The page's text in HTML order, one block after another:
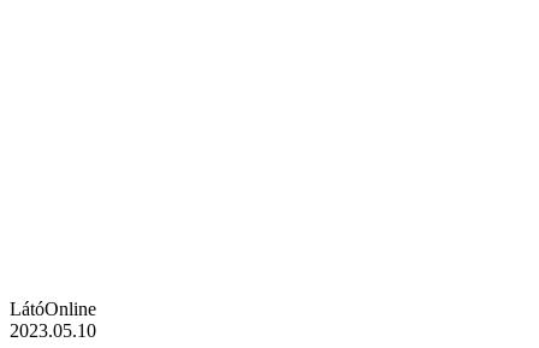
LátóOnline
2023.05.10